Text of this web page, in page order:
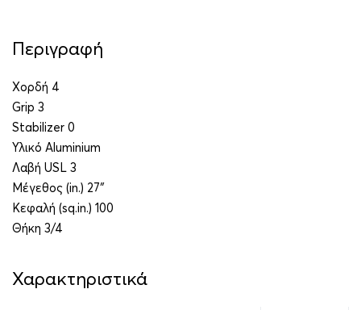
Περιγραφή
Χορδή 4
Grip 3
Stabilizer 0
Υλικό Aluminium
Λαβή USL 3
Μέγεθος (in.) 27″
Κεφαλή (sq.in.) 100
Θήκη 3/4
Χαρακτηριστικά